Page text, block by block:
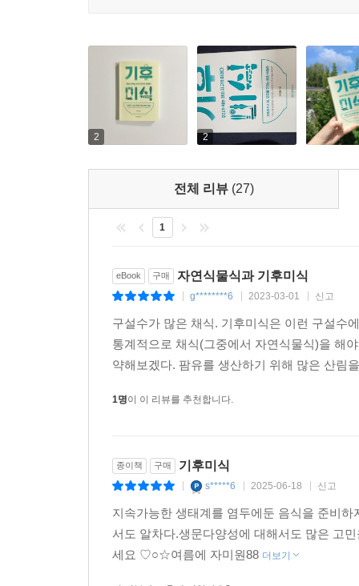
40~70만 명이 기아와 질병으로 사망했을 것으로
평균보다 34%나 감소했고, 당뇨병은 아예 사라
집착을 신속하고, 효과적으로 내려놓지 못하면
인해 식량위기가 예상되는 지금, 이 사례는 현
계절별 즐길 수 있는 ‘제철 음식 가이드’와 ‘영양
기후악당에서 기후미식 선도국으로
2020년 노르웨이의 비영리단체 EAT와 영국의
버티지 못한다. 놀라운 점은 한국의 생태발자국
3,000칼로리로 2000년대 초반과 비슷한 수준
섭취하고, 동물성 식품을 통해 섭취하던 칼로리
한국인이 동물성 식품을 통해 섭취하는 칼로리는
없었다. 따라서 그리 오래되지 않은 과거의 전통
우리가 ‘기후미식가’가 될 때 벌어지는 엄청
독자들을 안내한다. 우리는 모두 기후미식가가 되
2 2
전체 리뷰 (27)
1
eBook 구매 자연식물식과 기후미식
g********6 2023-03-01 신고
구설수가 많은 채식. 기후미식은 이런 구설수
통계적으로 채식(그중에서 자연식물식)을 해
약해보겠다. 팜유를 생산하기 위해 많은 산림
1명이 이 리뷰를 추천합니다.
종이책 구매 기후미식
s*****6 2025-06-18 신고
지속가능한 생태계를 염두에둔 음식을 준비
서도 알차다.생문다양성에 대해서도 많은 고
세요 ♡○☆여름에 자미원88 더보기